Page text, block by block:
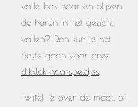
volle bos haar en blijven
de haren in het gezicht
vallen? Dan kun je het
beste gaan voor onze
klikklak haarspeldjes
Twijfel je over de maat, of